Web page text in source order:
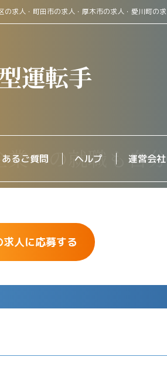
求人・町田市の求人・厚木市の求人・愛川町の求
運転手
るご質問 ヘルプ 運営会
求人に応募する